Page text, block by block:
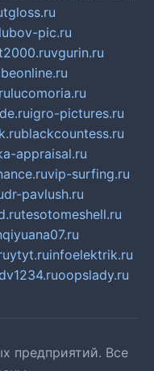
lubov-pic.ru
vgurin.ru
lucomoria.ru
igro-pictures.ru
blackcountess.ru
appraisal.ru
vip-surfing.ru
dr-pavlush.ru
tesotomeshell.ru
ytyt.ruinfoelektrik.ru
oopslady.ru
предприятий. Все